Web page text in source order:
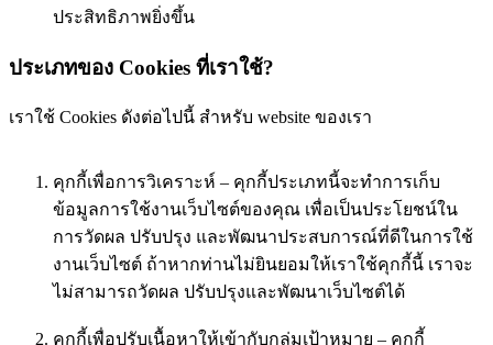
ประสิทธิภาพยิ่งขึ้น
ประเภทของ Cookies ที่เราใช้?
เราใช้ Cookies ดังต่อไปนี้ สำหรับ website ของเรา
คุกกี้เพื่อการวิเคราะห์ – คุกกี้ประเภทนี้จะทำการเก็บ
ข้อมูลการใช้งานเว็บไซต์ของคุณ เพื่อเป็นประโยชน์ใน
การวัดผล ปรับปรุง และพัฒนาประสบการณ์ที่ดีในการใช้
งานเว็บไซต์ ถ้าหากท่านไม่ยินยอมให้เราใช้คุกกี้นี้ เราจะ
ไม่สามารถวัดผล ปรับปรุงและพัฒนาเว็บไซต์ได้
คุกกี้เพื่อปรับเนื้อหาให้เข้ากับกลุ่มเป้าหมาย – คุกกี้